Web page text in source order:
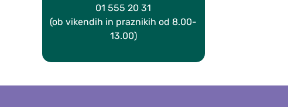
01 555 20 31
(ob vikendih in praznikih od 8.00-
13.00)